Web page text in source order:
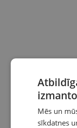
Mēs un
sīkdatnes